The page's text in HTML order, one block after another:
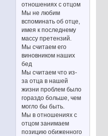
отношениях с отцом
Мы не любим
вспоминать об отце,
имея к последнему
массу претензий.
Мы считаем его
виновником наших
бед
Мы считаем что из-
за отца в нашей
жизни проблем было
гораздо больше, чем
могло бы быть.
Мы в отношениях с
отцом занимаем
позицию обиженного